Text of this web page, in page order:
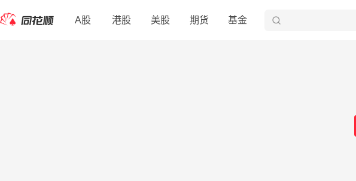
A股 港股 美股 期货 基金